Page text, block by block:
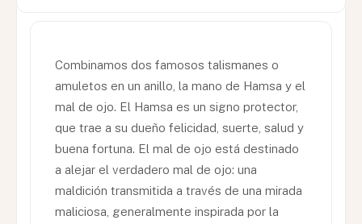
Combinamos dos famosos talismanes o
amuletos en un anillo, la mano de Hamsa y el
mal de ojo. El Hamsa es un signo protector,
que trae a su dueño felicidad, suerte, salud y
buena fortuna. El mal de ojo está destinado
a alejar el verdadero mal de ojo: una
maldición transmitida a través de una mirada
maliciosa, generalmente inspirada por la